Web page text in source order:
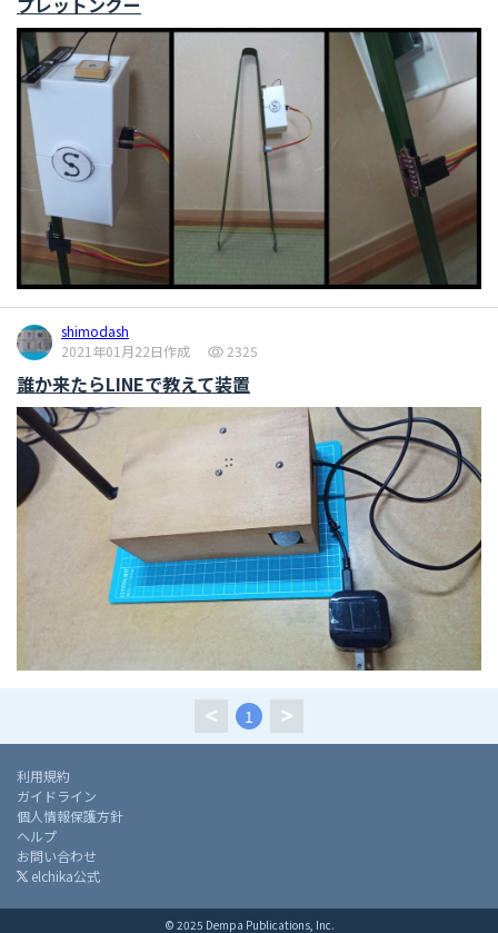
shimodash
2021年01月22日作成
2325
誰か来たらLINEで教えて装置
1
利用規約
ガイドライン
個人情報保護方針
ヘルプ
お問い合わせ
elchika公式
© 2025 Dempa Publications, Inc.